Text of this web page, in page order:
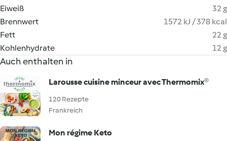
Eiweiß
32 g
Brennwert
1572 kJ / 378 kcal
Fett
22 g
Kohlenhydrate
12 g
Auch enthalten in
Larousse cuisine minceur avec Thermomix®
120 Rezepte
Frankreich
Mon régime Keto